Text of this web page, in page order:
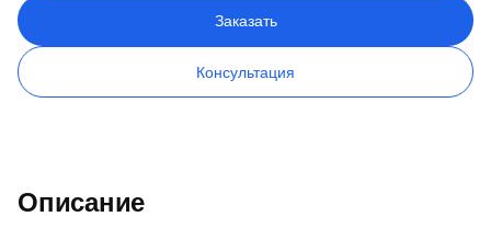
Заказать
Консультация
Описание